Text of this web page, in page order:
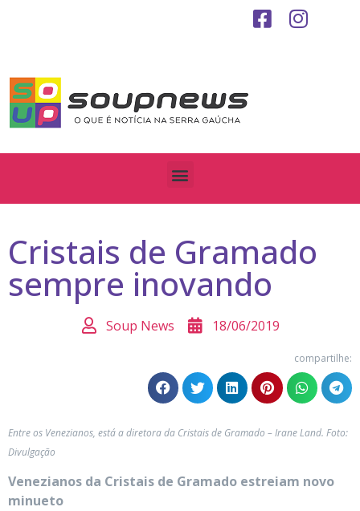
Cristais de Gramado
sempre inovando
Soup News 18/06/2019
compartilhe:
Entre os Venezianos, está a diretora da Cristais de Gramado – Irane Land. Foto:
Divulgação
Venezianos da Cristais de Gramado estreiam novo
minueto